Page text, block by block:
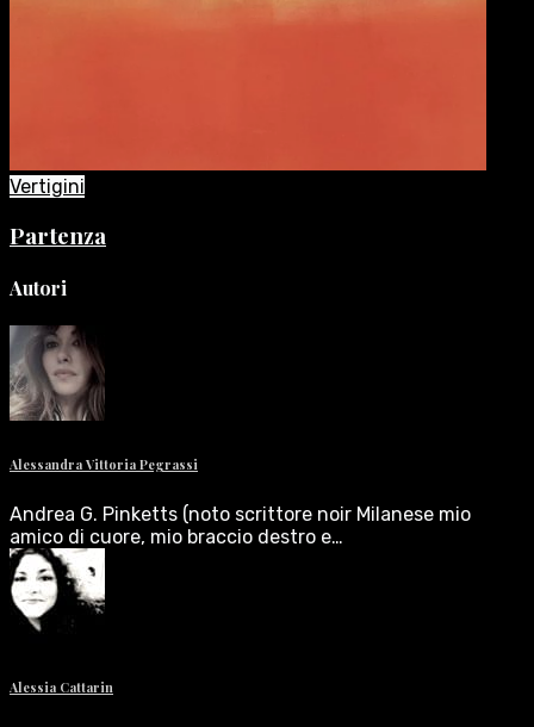
Vertigini
Partenza
Autori
Alessandra Vittoria Pegrassi
Andrea G. Pinketts (noto scrittore noir Milanese mio
amico di cuore, mio braccio destro e…
Alessia Cattarin